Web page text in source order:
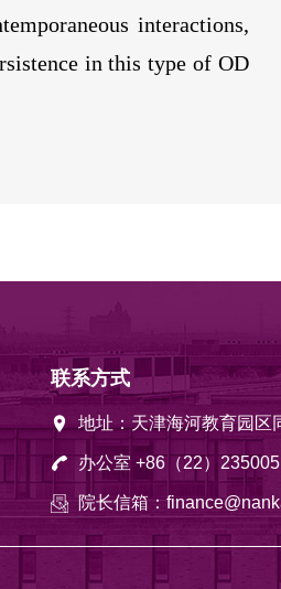
interactions,
in this type of OD
联系方式
地址：天津海河教育园区
办公室 +86（22）
院长信箱：